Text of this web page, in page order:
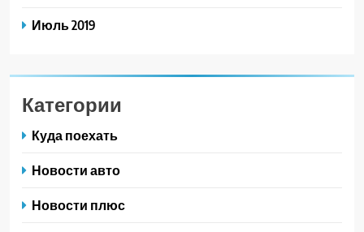
Июль 2019
Категории
Куда поехать
Новости авто
Новости плюс